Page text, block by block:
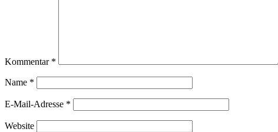
Kommentar *
Name *
E-Mail-Adresse *
Website